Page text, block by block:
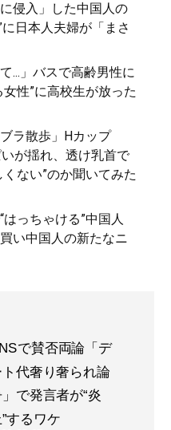
侵入」した中国人の
に日本人夫婦が「まさ
...」バスで高齢男性に
性”に高校生が放った
ラ散歩」Hカップ
が揺れ、透け乳首で
ない”のか聞いてみた
っちゃける”中国人
い中国人の新たなニ
で賛否両論「デ
ト代奢り奢られ論
で発言者が“炎
”するワケ